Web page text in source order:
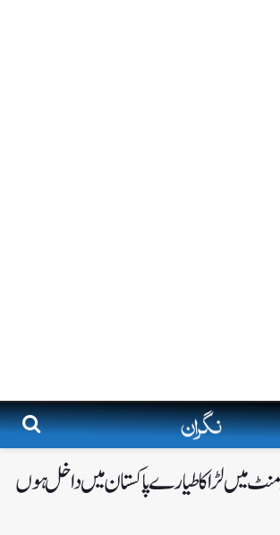
ڈیسا ایئربیس سے 2 منٹ میں لڑاکا طیارے پاکستان میں داخل ہوں